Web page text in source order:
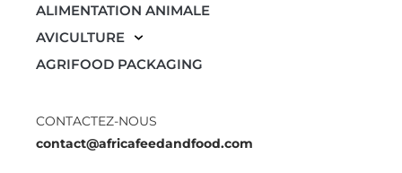
ALIMENTATION ANIMALE
AVICULTURE
AGRIFOOD PACKAGING
CONTACTEZ-NOUS
contact@africafeedandfood.com